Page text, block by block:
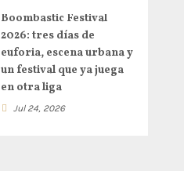
Boombastic Festival
2026: tres días de
euforia, escena urbana y
un festival que ya juega
en otra liga
Jul 24, 2026